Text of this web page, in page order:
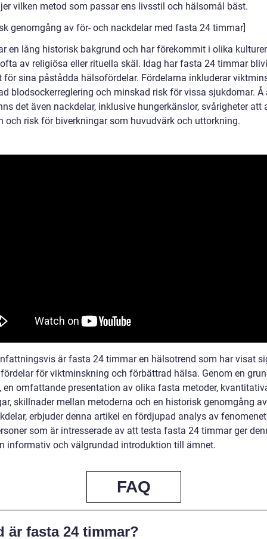
vilken metod som passar ens livsstil och hälsomål bäst.
genomgång av för- och nackdelar med fasta 24 timmar]
en lång historisk bakgrund och har förekommit i olika
av religiösa eller rituella skäl. Idag har fasta 24 timmar
för sina påstådda hälsofördelar. Fördelarna inkluderar
blodsockerreglering och minskad risk för vissa sjukdomar. Å
det även nackdelar, inklusive hungerkänslor, svårigheter att
och risk för biverkningar som huvudvärk och uttorkning.
är fasta 24 timmar en hälsotrend som har visat
för viktminskning och förbättrad hälsa. Genom en
en omfattande presentation av olika fasta metoder,
skillnader mellan metoderna och en historisk genomgång
erbjuder denna artikel en fördjupad analys av
som är intresserade av att testa fasta 24 timmar ger
informativ och välgrundad introduktion till ämnet.
FAQ
är fasta 24 timmar?